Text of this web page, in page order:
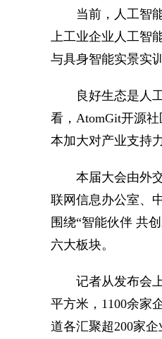
当前，人工智能
上工业企业人工智
与具身智能实景实
良好生态是人工
看，AtomGit开源
本加大对产业支持力
本届大会由外交
联网信息办公室、
围绕“智能伙伴 共
六大板块。
记者从发布会上
平方米，1100余家
道各汇聚超200家